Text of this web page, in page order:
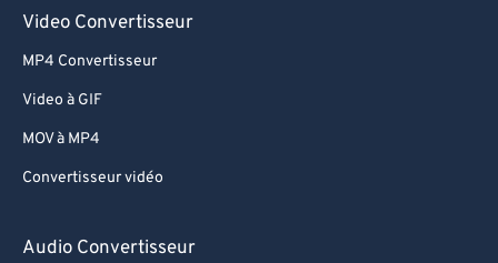
Video Convertisseur
MP4 Convertisseur
Video à GIF
MOV à MP4
Convertisseur vidéo
Audio Convertisseur